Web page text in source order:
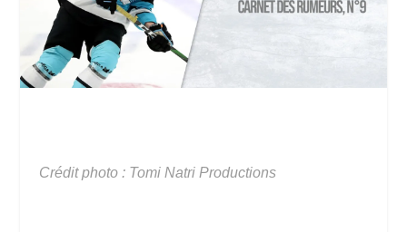
Crédit photo : Tomi Natri Productions